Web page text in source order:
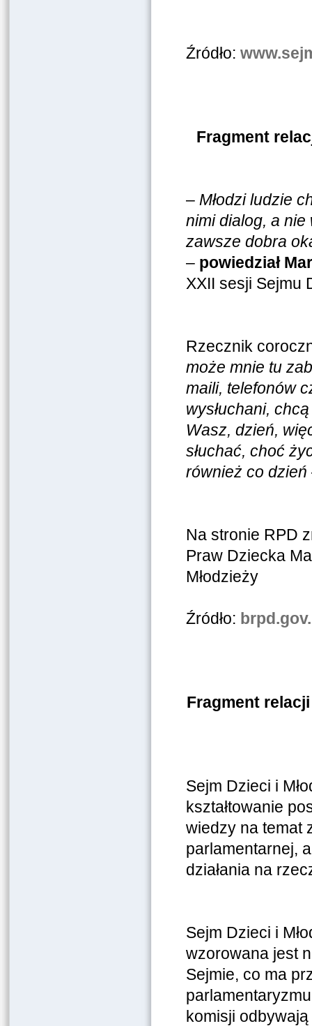
Źródło:
Fragment
– Młodzi ludzie
nimi dialog, a nie
zawsze dobra
– powiedział
XXII sesji Sejmu
Rzecznik
może mnie tu
maili, telefonów
wysłuchani,
Wasz, dzień,
słuchać, choć
również co dzień
Na stronie RPD
Praw Dziecka
Młodzieży
Źródło:
Fragment
Sejm Dzieci i
kształtowanie
wiedzy na temat
parlamentarnej,
działania na
Sejm Dzieci i
wzorowana jest
Sejmie, co ma
komisji